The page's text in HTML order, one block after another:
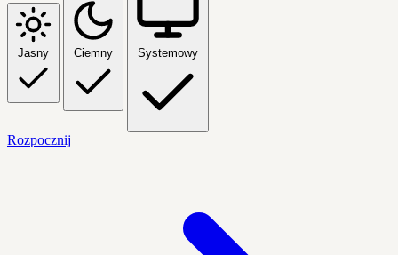
Jasny Ciemny Systemowy
Rozpocznij